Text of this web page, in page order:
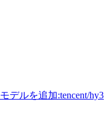
デルを追加:tencent/hy3